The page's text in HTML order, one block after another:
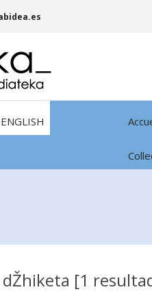
ENGLISH
[1